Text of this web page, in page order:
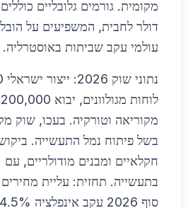
דולר לחבית, המשפיעים על
עולמי עקב שביתות באוסטרליה.
בשל פיתוח נמל התעשייה.